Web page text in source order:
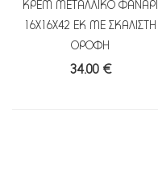
ΚΡΕΜ ΜΕΤΑΛΛΙΚΟ ΦΑΝΑΡΙ
16Χ16Χ42 ΕΚ ΜΕ ΣΚΑΛΙΣΤΗ
ΟΡΟΦΗ
34.00 €